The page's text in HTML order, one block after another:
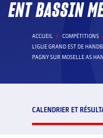
ENT BASSIN
ACCUEIL COMPÉTITIONS
LIGUE GRAND EST DE
PAGNY SUR MOSELLE AS
CALENDRIER ET